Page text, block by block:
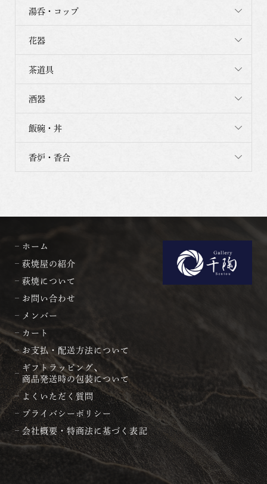
湯呑・コップ
花器
茶道具
酒器
飯碗・丼
香炉・香合
ホーム
萩焼屋の紹介
萩焼について
お問い合わせ
メンバー
カート
お支払・配送方法について
ギフトラッピング、
商品発送時の包装について
よくいただく質問
プライバシーポリシー
会社概要・特商法に基づく表記